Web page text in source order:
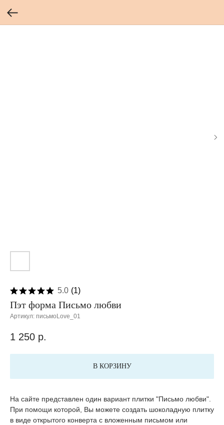
5.0 (1)
Пэт форма Письмо любви
Артикул: письмоLove_01
1 250 р.
В КОРЗИНУ
На сайте представлен один вариант плитки "Письмо любви".
При помощи которой, Вы можете создать шоколадную плитку
в виде открытого конверта с вложенным письмом или